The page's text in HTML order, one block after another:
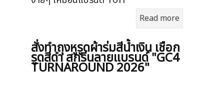
Read more
สั่งทำถุงหูรูดผ้าร่มสีน้ำเงิน เชือก
รูดสีดำ สกรีนลายแบรนด์ "GC4
TURNAROUND 2026"